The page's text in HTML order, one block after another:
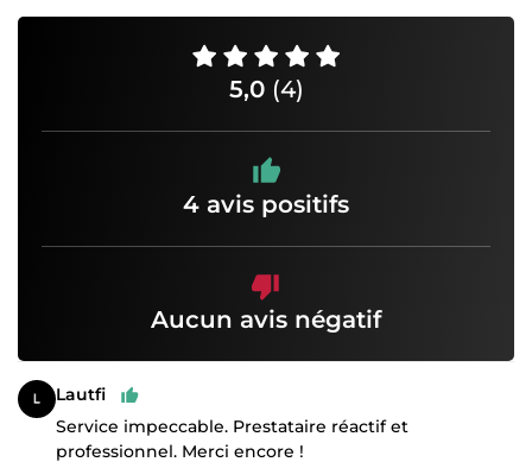
5,0 (4)
4 avis positifs
Aucun avis négatif
Lautfi
Service impeccable. Prestataire réactif et
professionnel. Merci encore !